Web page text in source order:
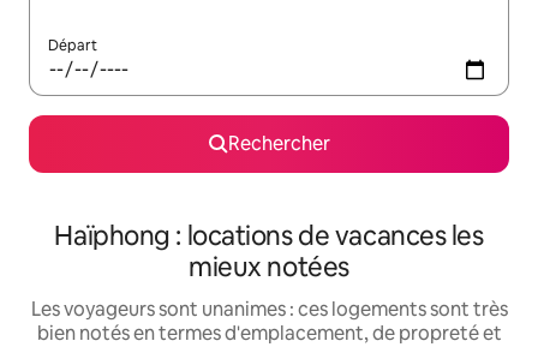
Départ
Rechercher
Haïphong : locations de vacances les
mieux notées
Les voyageurs sont unanimes : ces logements sont très
bien notés en termes d'emplacement, de propreté et